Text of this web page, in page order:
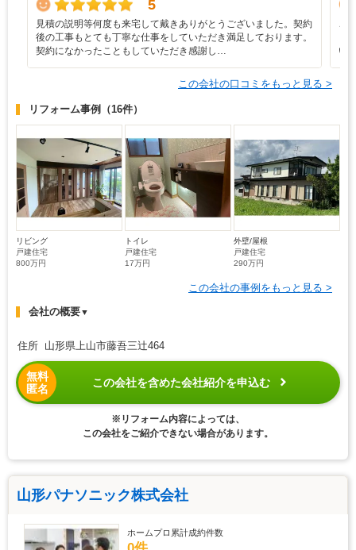
5
見積の説明等何度も来宅して戴きありがとうございました。契約
後の工事もとても丁寧な仕事をしていただき満足しております。
契約になかったこともしていただき感謝し…
こ
い
この会社の口コミをもっと見る >
リフォーム事例 （16件）
リビング
戸建住宅
800万円
トイレ
戸建住宅
17万円
外壁/屋根
戸建住宅
290万円
この会社の事例をもっと見る >
会社の概要▼
住所 山形県上山市藤吾三辻464
無料
匿名
この会社を含めた会社紹介を申込む
※リフォーム内容によっては、
この会社をご紹介できない場合があります。
山形パナソニック株式会社
ホームプロ累計成約件数